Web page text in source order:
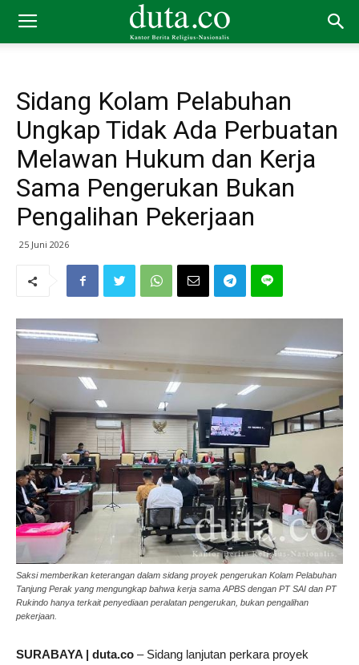
Sidang Kolam Pelabuhan
Ungkap Tidak Ada Perbuatan
Melawan Hukum dan Kerja
Sama Pengerukan Bukan
Pengalihan Pekerjaan
25 Juni 2026
Saksi memberikan keterangan dalam sidang proyek pengerukan Kolam Pelabuhan
Tanjung Perak yang mengungkap bahwa kerja sama APBS dengan PT SAI dan PT
Rukindo hanya terkait penyediaan peralatan pengerukan, bukan pengalihan
pekerjaan.
SURABAYA | duta.co – Sidang lanjutan perkara proyek